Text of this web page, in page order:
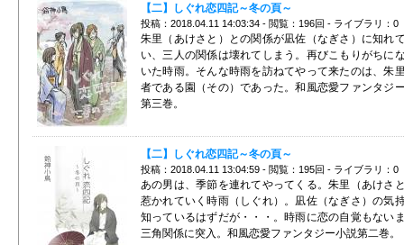
【二】しぐれ恋四記～冬の頁～
投稿：2018.04.11 14:03:34 - 閲覧：196回 - ライブラリ：0
朱里（あけさと）との関係が凪佐（なぎさ）に知れ
い、三人の関係は壊れてしまう。再びこもりがちに
いた時雨。そんな時雨を訪ねてやって来たのは、朱
者である園（その）であった。和風恋愛ファンタジ
第三巻。
【二】しぐれ恋四記～冬の頁～
投稿：2018.04.11 13:04:59 - 閲覧：195回 - ライブラリ：0
あの男は、季節を連れてやってくる。朱里（あけさ
惹かれていく時雨（しぐれ）。凪佐（なぎさ）の気
知っているはずだが・・・。時雨に恋の自覚もない
三角関係に突入。和風恋愛ファンタジー小説第二巻。